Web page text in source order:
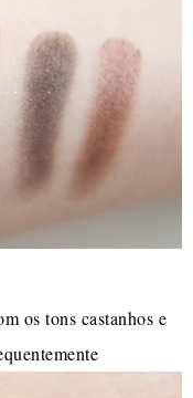
os tons castanhos e